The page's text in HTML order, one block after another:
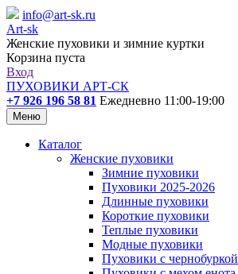
info@art-sk.ru
Art-sk
Женские пуховики и зимние куртки
Корзина пуста
Вход
ПУХОВИКИ АРТ-СК
+7 926 196 58 81 Ежедневно 11:00-19:00
Меню
Каталог
Женские пуховики
Зимние пуховики
Пуховики 2025-2026
Длинные пуховики
Короткие пуховики
Теплые пуховики
Модные пуховики
Пуховики с чернобуркой